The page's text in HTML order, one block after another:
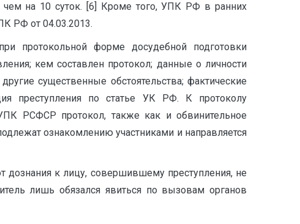
на 10 суток. [6] Кроме того, УПК РФ в ранних
РФ от 04.03.2013.
протокольной форме досудебной подготовки
кем составлен протокол; данные о личности
существенные обстоятельства; фактические
преступления по статье УК РФ. К протоколу
РСФСР протокол, также как и обвинительное
ознакомлению участниками и направляется
дознания к лицу, совершившему преступления, не
лишь обязался явиться по вызовам органов